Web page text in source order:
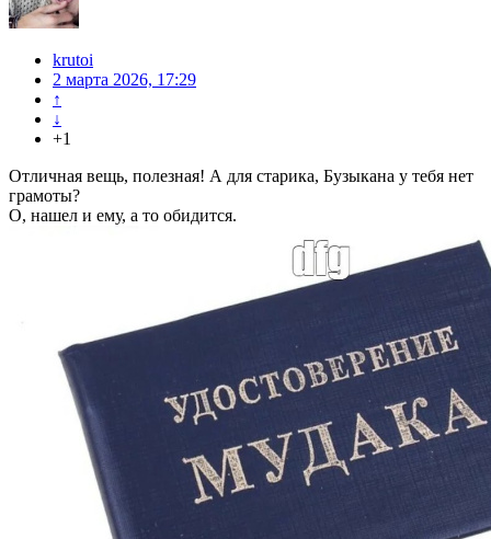
krutoi
2 марта 2026, 17:29
↑
↓
+1
Отличная вещь, полезная! А для старика, Бузыкана у тебя нет
грамоты?
О, нашел и ему, а то обидится.